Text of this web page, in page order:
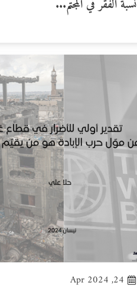
نسبة الفقر في المجتم...
24, Apr 2024